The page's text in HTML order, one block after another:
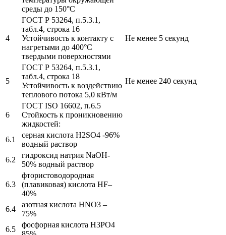
среды до 150°С
4
ГОСТ Р 53264, п.5.3.1,
табл.4, строка 16
Устойчивость к контакту с
нагретыми до 400°С
твердыми поверхностями
Не менее 5 секунд
5
ГОСТ Р 53264, п.5.3.1,
табл.4, строка 18
Устойчивость к воздействию
теплового потока 5,0 кВт/м
Не менее 240 секунд
6
ГОСТ ISO 16602, п.6.5
Стойкость к проникновению
жидкостей:
6.1
серная кислота Н2SO4 -96%
водный раствор
6.2
гидроксид натрия NaOH-
50% водный раствор
6.3
фтористоводородная
(плавиковая) кислота HF–
40%
6.4
азотная кислота HNO3 –
75%
6.5
фосфорная кислота H3PO4